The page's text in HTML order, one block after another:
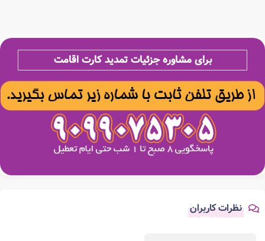
برای مشاوره جزئیات تمدید کارت اقامت
نظرات کاربران